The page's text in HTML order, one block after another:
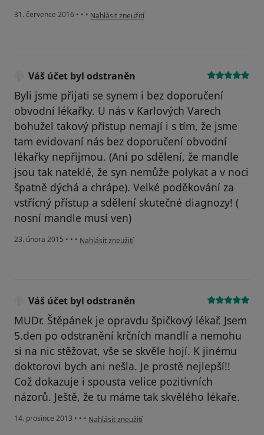
31. července 2016 • • • podle názoru uživatele Váš účet byl odstraněn
Nahlásit zneužití
Váš účet byl odstraněn
Byli jsme přijati se synem i bez doporučení
obvodní lékařky. U nás v Karlových Varech
bohužel takový přístup nemají i s tím, že jsme
tam evidovaní nás bez doporučení obvodní
lékařky nepřijmou. (Ani po sdělení, že mandle
jsou tak nateklé, že syn nemůže polykat a v noci
špatně dýchá a chrápe). Velké poděkování za
vstřícný přístup a sdělení skutečné diagnozy! (
nosní mandle musí ven)
23. února 2015 • • • podle názoru uživatele Váš účet byl odstraněn
Nahlásit zneužití
Váš účet byl odstraněn
MUDr. Štěpánek je opravdu špičkový lékař. Jsem
5.den po odstranění krčních mandlí a nemohu
si na nic stěžovat, vše se skvěle hojí. K jinému
doktorovi bych ani nešla. Je prostě nejlepší!!
Což dokazuje i spousta velice pozitivních
názorů. Ještě, že tu máme tak skvělého lékaře.
14. prosince 2013 • • • podle názoru uživatele Váš účet byl odstraněn
Nahlásit zneužití